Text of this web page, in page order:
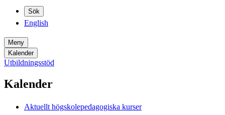
Sök
English
Meny
Kalender
Utbildningsstöd
Kalender
Aktuellt högskolepedagogiska kurser